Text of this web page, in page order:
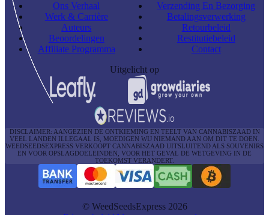
Ons Verhaal
Werk & Carrière
Auteurs
Beoordelingen
Affiliate Programma
Verzending En Bezorging
Betalingsverwerking
Retourbeleid
Restitutiebeleid
Contact
Uitgelicht op
DISCLAIMER: AANGEZIEN DE ONTKIEMING EN TEELT VAN CANNABISZAAD IN
VEEL LANDEN ILLEGAAL IS, MOEDIGEN WIJ NIEMAND AAN OM DIT TE DOEN.
WEEDSEEDSEXPRESS VERKOOPT CANNABISZAAD UITSLUITEND ALS SOUVENIRS
EN VOOR OPSLAGDOELEINDEN, VOOR HET GEVAL DE WETGEVING IN DE
TOEKOMST VERANDERT.
© WeedSeedsExpress 2026